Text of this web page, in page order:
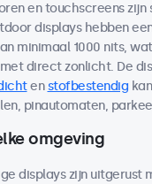
en touchscreens
displays hebben
minimaal 1000 nits,
direct zonlicht. De
enstofbestendig
pinautomaten,
omgeving
displays zijn uitgerust